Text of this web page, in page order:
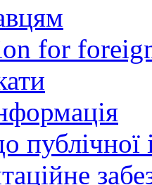
for
публічної